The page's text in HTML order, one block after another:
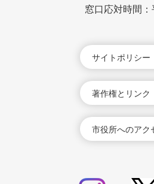
窓口応対時間
サイトポリシー
著作権とリンク
市役所へのアク